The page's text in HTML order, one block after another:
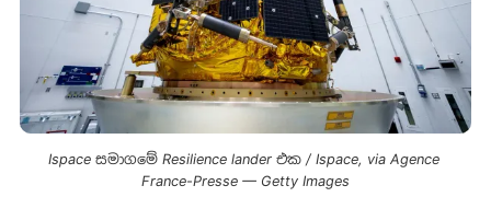
Ispace සමාගමේ Resilience lander එක / Ispace, via Agence
France-Presse — Getty Images